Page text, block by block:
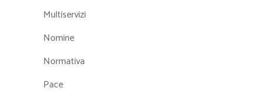
Multiservizi
Nomine
Normativa
Pace